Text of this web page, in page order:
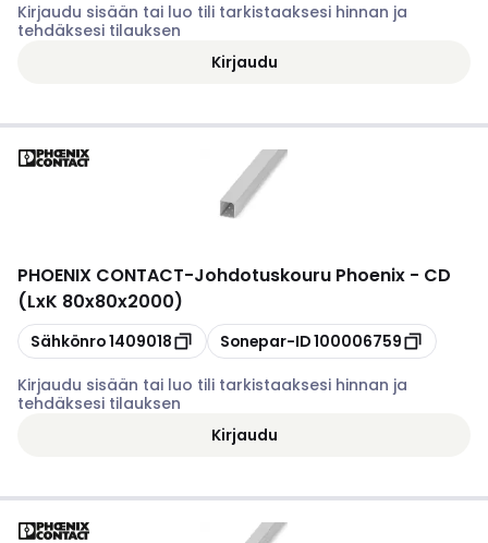
Kirjaudu sisään tai luo tili tarkistaaksesi hinnan ja
tehdäksesi tilauksen
Kirjaudu
PHOENIX CONTACT-Johdotuskouru Phoenix - CD
(LxK 80x80x2000)
Kopioi
Sähkönro1409018 Kopioi
Sonepar-ID100006759
Kirjaudu sisään tai luo tili tarkistaaksesi hinnan ja
tehdäksesi tilauksen
Kirjaudu